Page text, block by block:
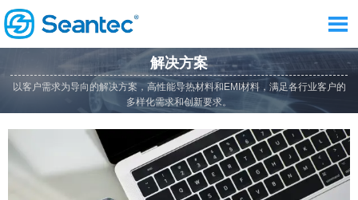

解决方案
以客户需求为导向的解决方案，高性能导热材料和EMI材料，满足各行业客户的
多样化需求和创新要求。